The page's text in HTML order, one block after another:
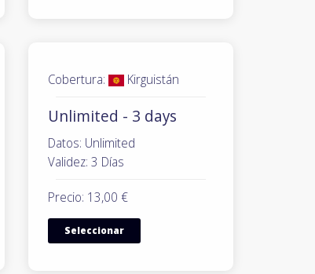
Cobertura: Kirguistán
Unlimited - 3 days
Datos: Unlimited
Validez: 3 Días
Precio: 13,00 €
Seleccionar